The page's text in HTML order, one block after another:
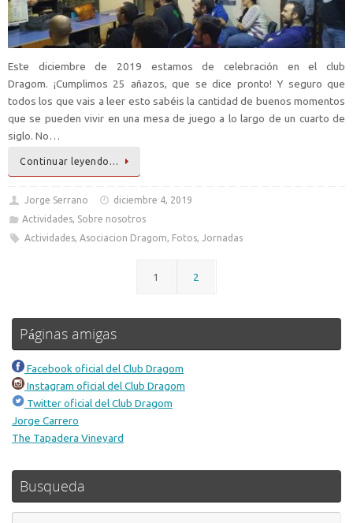
Este diciembre de 2019 estamos de celebración en el club
Dragom. ¡Cumplimos 25 añazos, que se dice pronto! Y seguro que
todos los que vais a leer esto sabéis la cantidad de buenos momentos
que se pueden vivir en una mesa de juego a lo largo de un cuarto de
siglo. No…
Continuar leyendo…
Jorge Serrano
diciembre 4, 2019
Actividades, Sobre nosotros
Actividades, Asociacion Dragom, Fotos, Jornadas
1 2
Páginas amigas
Facebook oficial del Club Dragom
Instagram oficial del Club Dragom
Twitter oficial del Club Dragom
Jorge Carrero
The Tapadera Vineyard
Busqueda